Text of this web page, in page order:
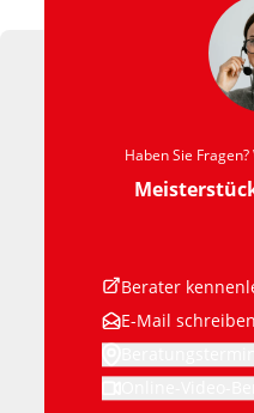
Haben Sie
Berater
E-Mail schreiben